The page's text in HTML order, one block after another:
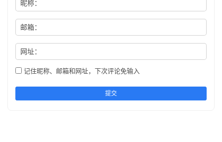
昵称：
邮箱：
网址：
记住昵称、邮箱和网址，下次评论免输入
提交